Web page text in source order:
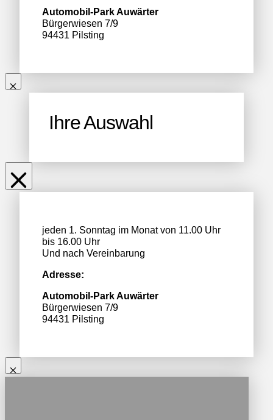
Automobil-Park Auwärter
Bürgerwiesen 7/9
94431 Pilsting
Ihre Auswahl
jeden 1. Sonntag im Monat von 11.00 Uhr
bis 16.00 Uhr
Und nach Vereinbarung
Adresse:
Automobil-Park Auwärter
Bürgerwiesen 7/9
94431 Pilsting